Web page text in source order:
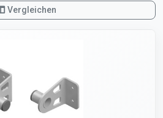
Vergleichen